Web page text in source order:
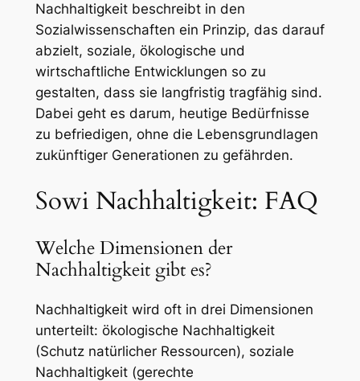
Nachhaltigkeit beschreibt in den
Sozialwissenschaften ein Prinzip, das darauf
abzielt, soziale, ökologische und
wirtschaftliche Entwicklungen so zu
gestalten, dass sie langfristig tragfähig sind.
Dabei geht es darum, heutige Bedürfnisse
zu befriedigen, ohne die Lebensgrundlagen
zukünftiger Generationen zu gefährden.
Sowi Nachhaltigkeit: FAQ
Welche Dimensionen der
Nachhaltigkeit gibt es?
Nachhaltigkeit wird oft in drei Dimensionen
unterteilt: ökologische Nachhaltigkeit
(Schutz natürlicher Ressourcen), soziale
Nachhaltigkeit (gerechte